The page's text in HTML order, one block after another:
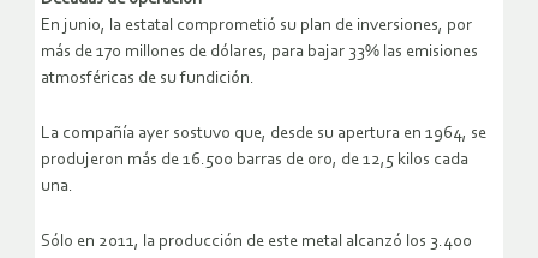
En junio, la estatal comprometió su plan de inversiones, por
más de 170 millones de dólares, para bajar 33% las emisiones
atmosféricas de su fundición.
La compañía ayer sostuvo que, desde su apertura en 1964, se
produjeron más de 16.500 barras de oro, de 12,5 kilos cada
una.
Sólo en 2011, la producción de este metal alcanzó los 3.400